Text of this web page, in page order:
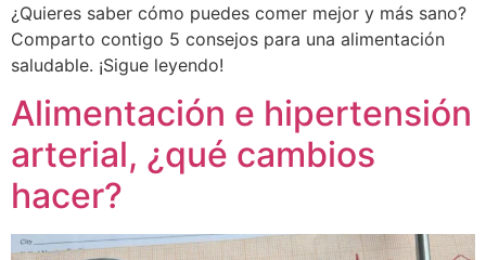
¿Quieres saber cómo puedes comer mejor y más sano?
Comparto contigo 5 consejos para una alimentación
saludable. ¡Sigue leyendo!
Alimentación e hipertensión
arterial, ¿qué cambios
hacer?